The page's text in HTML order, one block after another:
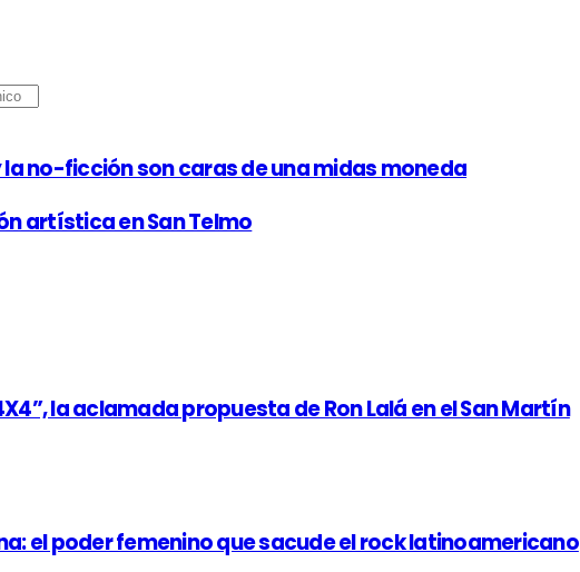
no-ficción son caras de una midas moneda
artística en San Telmo
la aclamada propuesta de Ron Lalá en el San Martín
el poder femenino que sacude el rock latinoamericano